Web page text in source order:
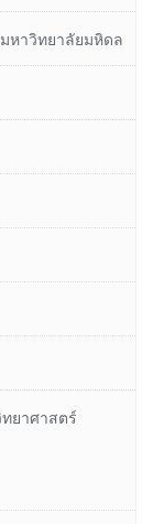
หาวิทยาลัยมหิดล
ยาศาสตร์